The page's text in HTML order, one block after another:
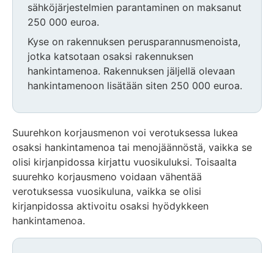
sähköjärjestelmien parantaminen on maksanut
250 000 euroa.
Kyse on rakennuksen perusparannusmenoista,
jotka katsotaan osaksi rakennuksen
hankintamenoa. Rakennuksen jäljellä olevaan
hankintamenoon lisätään siten 250 000 euroa.
Suurehkon korjausmenon voi verotuksessa lukea
osaksi hankintamenoa tai menojäännöstä, vaikka se
olisi kirjanpidossa kirjattu vuosikuluksi. Toisaalta
suurehko korjausmeno voidaan vähentää
verotuksessa vuosikuluna, vaikka se olisi
kirjanpidossa aktivoitu osaksi hyödykkeen
hankintamenoa.